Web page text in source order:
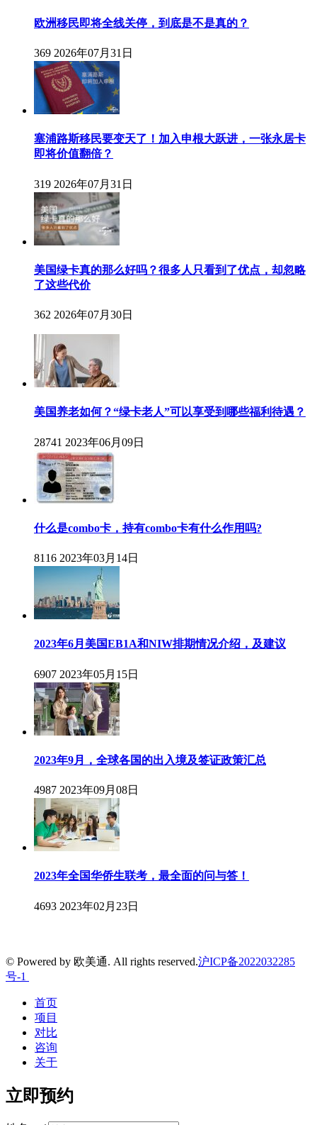
欧洲移民即将全线关停，到底是不是真的？
369 2026年07月31日
塞浦路斯移民要变天了！加入申根大跃进，一张永居卡
即将价值翻倍？
319 2026年07月31日
美国绿卡真的那么好吗？很多人只看到了优点，却忽略
了这些代价
362 2026年07月30日
美国养老如何？“绿卡老人”可以享受到哪些福利待遇？
28741 2023年06月09日
什么是combo卡，持有combo卡有什么作用吗?
8116 2023年03月14日
2023年6月美国EB1A和NIW排期情况介绍，及建议
6907 2023年05月15日
2023年9月，全球各国的出入境及签证政策汇总
4987 2023年09月08日
2023年全国华侨生联考，最全面的问与答！
4693 2023年02月23日
© Powered by 欧美通. All rights reserved.沪ICP备2022032285
号-1
首页
项目
对比
咨询
关于
立即预约